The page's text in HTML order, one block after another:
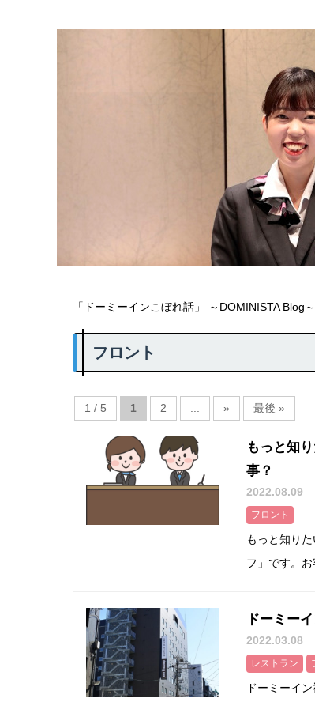
「ドーミーインこぼれ話」 ～DOMINISTA Blog～
フロント
1 / 5 1 2 ... » 最後 »
もっと知
事？
2022.08.09
フロント
もっと知り
フ」です。
ドーミー
2022.03.08
レストラン
ドーミーイ